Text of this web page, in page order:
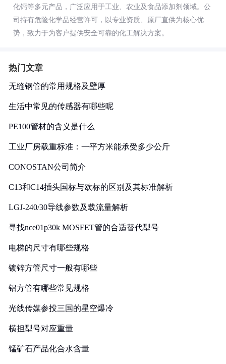
化钙等多元产品，广泛应用于工业、农业及食品添加剂领域。公
司持有危险化学品经营许可，以专业资质、原厂直供为核心优
势，致力于为客户提供安全可靠的化工解决方案。
热门文章
无缝钢管的常用规格及壁厚
生活中常见的传感器有哪些呢
PE100管材的含义是什么
工业厂房载重标准：一平方米能承受多少公斤
CONOSTAN公司简介
C13和C14插头国标与欧标的区别及其标准解析
LGJ-240/30导线参数及载流量解析
寻找nce01p30k MOSFET管的合适替代型号
电梯的尺寸有哪些规格
镀锌方管尺寸一般有哪些
铝方管有哪些常见规格
光线传媒参投三国的星空爆冷
横担型号对应重量
锰矿石产品化合水含量